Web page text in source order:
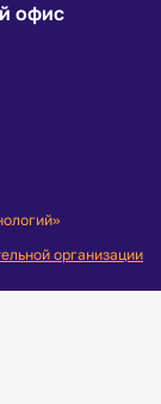
офис
организации